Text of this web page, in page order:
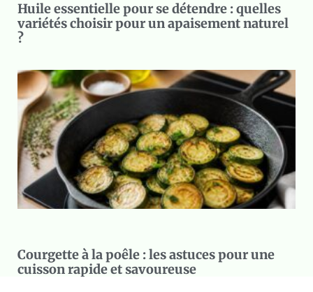
Huile essentielle pour se détendre : quelles
variétés choisir pour un apaisement naturel
?
Courgette à la poêle : les astuces pour une
cuisson rapide et savoureuse